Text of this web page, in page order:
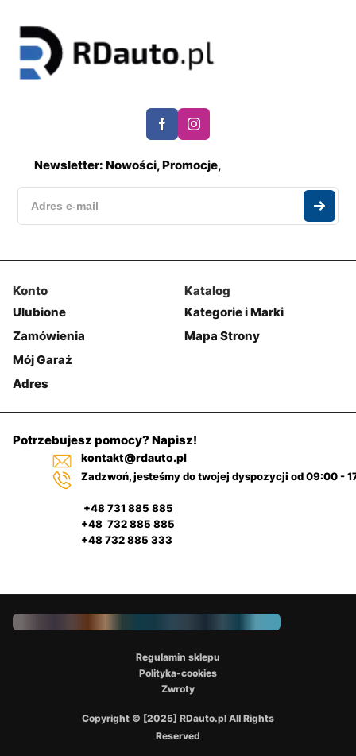
Newsletter: Nowości, Promocje,
Konto
Ulubione
Zamówienia
Mój Garaż
Adres
Katalog
Kategorie i Marki
Mapa Strony
Potrzebujesz pomocy? Napisz!
kontakt@rdauto.pl
Zadzwoń, jesteśmy do twojej dyspozycji od 09:00 -
+48 731 885 885
+48 732 885 885
+48 732 885 333
Copyright © [2025] RDauto.pl All Rights
Reserved
Regulamin sklepu
Polityka-cookies
Zwroty